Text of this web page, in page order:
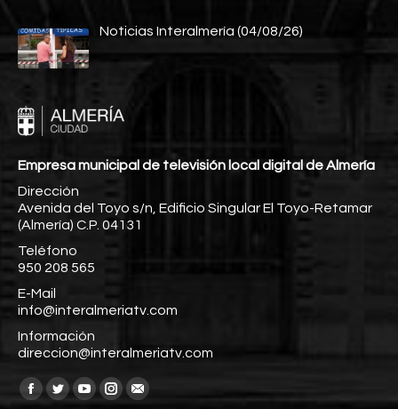
Noticias Interalmería (04/08/26)
Empresa municipal de televisión local digital de Almería
Dirección
Avenida del Toyo s/n, Edificio Singular El Toyo-Retamar
(Almería) C.P. 04131
Teléfono
950 208 565
E-Mail
info@interalmeriatv.com
Información
direccion@interalmeriatv.com
Encuéntranos en:
Facebook
TwitterYouTube
Instagram
Mail